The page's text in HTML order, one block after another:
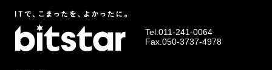
Tel.011-241-0064
Fax.050-3737-4978